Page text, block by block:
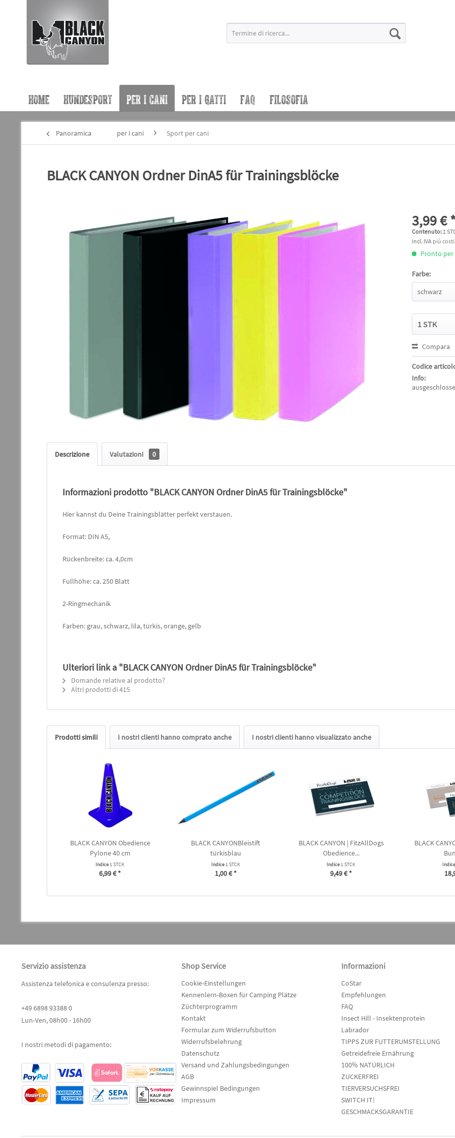
HOME HUNDESPORT PER I CANI PER I GATTI FAQ FILOSOFIA
Panoramica per i cani Sport per cani
BLACK CANYON Ordner DinA5 für Trainingsblöcke
3,99 €
Contenuto: 1
incl. IVA più
Pronto per
Farbe:
Compara
Codice
Info:
Descrizione Valutazioni 0
Informazioni prodotto "BLACK CANYON Ordner DinA5 für Trainingsblöcke"
Hier kannst du Deine Trainingsblätter perfekt verstauen.
Format: DIN A5,
Rückenbreite: ca. 4,0cm
Fullhöhe: ca. 250 Blatt
2-Ringmechanik
Farben: grau, schwarz, lila, türkis, orange, gelb
Ulteriori link a "BLACK CANYON Ordner DinA5 für Trainingsblöcke"
Domande relative al prodotto?
Altri prodotti di 415
Prodotti simili I nostri clienti hanno comprato anche I nostri clienti hanno visualizzato anche
BLACK CANYON Obedience
Pylone 40 cm
Indice1 STCK
6,99 € *
BLACK CANYONBleistift
türkisblau
Indice1 STCK
1,00 € *
BLACK CANYON | FitzAllDogs
Obedience...
Indice1 STCK
9,49 € *
BLACK
Servizio assistenza
Assistenza telefonica e consulenza presso:
+49 6898 93388 0
Lun-Ven, 08h00 - 16h00
I nostri metodi di pagamento:
Shop Service
Cookie-Einstellungen
Kennenlern-Boxen für Camping Plätze
Züchterprogramm
Kontakt
Formular zum Widerrufsbutton
Widerrufsbelehrung
Datenschutz
Versand und Zahlungsbedingungen
AGB
Gewinnspiel Bedingungen
Impressum
Informazioni
CoStar
Empfehlungen
FAQ
Insect Hill - Insektenprotein
Labrador
TIPPS ZUR FUTTERUMSTELLUNG
Getreidefreie Ernährung
100% NATÜRLICH
ZUCKERFREI
TIERVERSUCHSFREI
SWITCH IT!
GESCHMACKSGARANTIE